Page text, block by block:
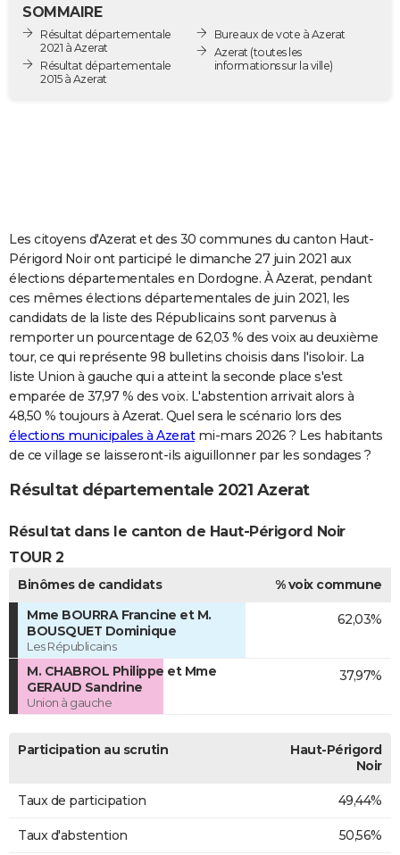
Destinations
City break
Voyage nature
Voyage de noces
Forum
Climat
GUIDES D'ACHAT
COPAINS D'AVANT
S'inscrire
Se connecter
Lycées
Collèges
Primaires
Universités
Entreprises
Service militaire
Avis de recherche
AVIS DE DÉCÈS
FORUM
Bricolage
Lifestyle
Culture
Sport
Auto
Television
Voyage
Cinema
SOMMAIRE
Résultat départementale
2021 à Azerat
Résultat départementale
2015 à Azerat
Bureaux de vote à Azerat
Azerat (toutes les
informations sur la ville)
Les citoyens d'Azerat et des 30 communes du canton Haut-
Périgord Noir ont participé le dimanche 27 juin 2021 aux
élections départementales en Dordogne. À Azerat, pendant
ces mêmes élections départementales de juin 2021, les
candidats de la liste des Républicains sont parvenus à
remporter un pourcentage de 62,03 % des voix au deuxième
tour, ce qui représente 98 bulletins choisis dans l'isoloir. La
liste Union à gauche qui a atteint la seconde place s'est
emparée de 37,97 % des voix. L'abstention arrivait alors à
48,50 % toujours à Azerat. Quel sera le scénario lors des
élections municipales à Azeratmi-mars 2026 ? Les habitants
de ce village se laisseront-ils aiguillonner par les sondages ?
Résultat départementale 2021 Azerat
Résultat dans le canton de Haut-Périgord Noir
TOUR 2
Binômes de candidats
% voix commune
Mme BOURRA Francine et M.
BOUSQUET Dominique
Les Républicains
62,03%
M. CHABROL Philippe et Mme
GERAUD Sandrine
Union à gauche
37,97%
Participation au scrutin
Haut-Périgord
Noir
Taux de participation 49,44%
Taux d'abstention 50,56%